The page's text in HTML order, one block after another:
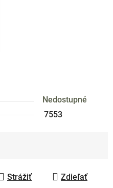
Nedostupné
7553
Strážiť Zdieľať